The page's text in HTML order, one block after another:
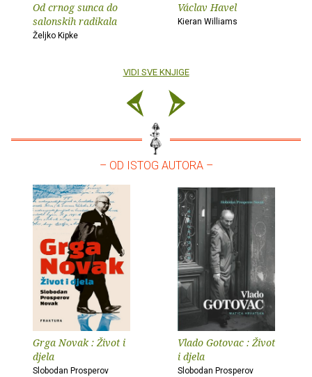
Od crnog sunca do
salonskih radikala
Željko Kipke
Václav Havel
Kieran Williams
VIDI SVE KNJIGE
– OD ISTOG AUTORA –
Grga Novak : Život i
djela
Slobodan Prosperov
Vlado Gotovac : Život
i djela
Slobodan Prosperov